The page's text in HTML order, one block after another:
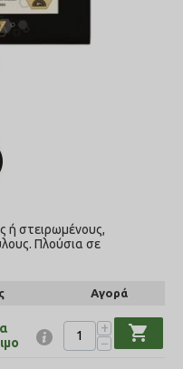
ή στειρωμένους,
Πλούσια σε
Αγορά
+
−
shopping_cart